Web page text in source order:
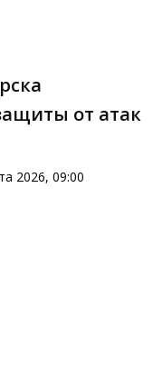
от атак
2026, 09:00